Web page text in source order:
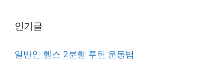
인기글
일반인 헬스 2분할 루틴 운동법